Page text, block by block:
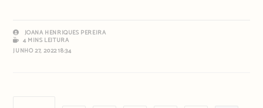
JOANA HENRIQUES PEREIRA
4 MINS LEITURA
JUNHO 27, 2022 18:34